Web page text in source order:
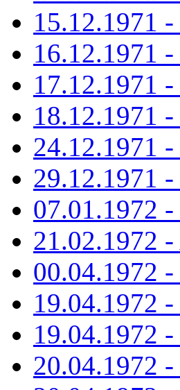
15.12.1971
16.12.1971
17.12.1971
18.12.1971
24.12.1971
29.12.1971 -
07.01.1972
21.02.1972 -
00.04.1972
19.04.1972
19.04.1972 -
20.04.1972 -